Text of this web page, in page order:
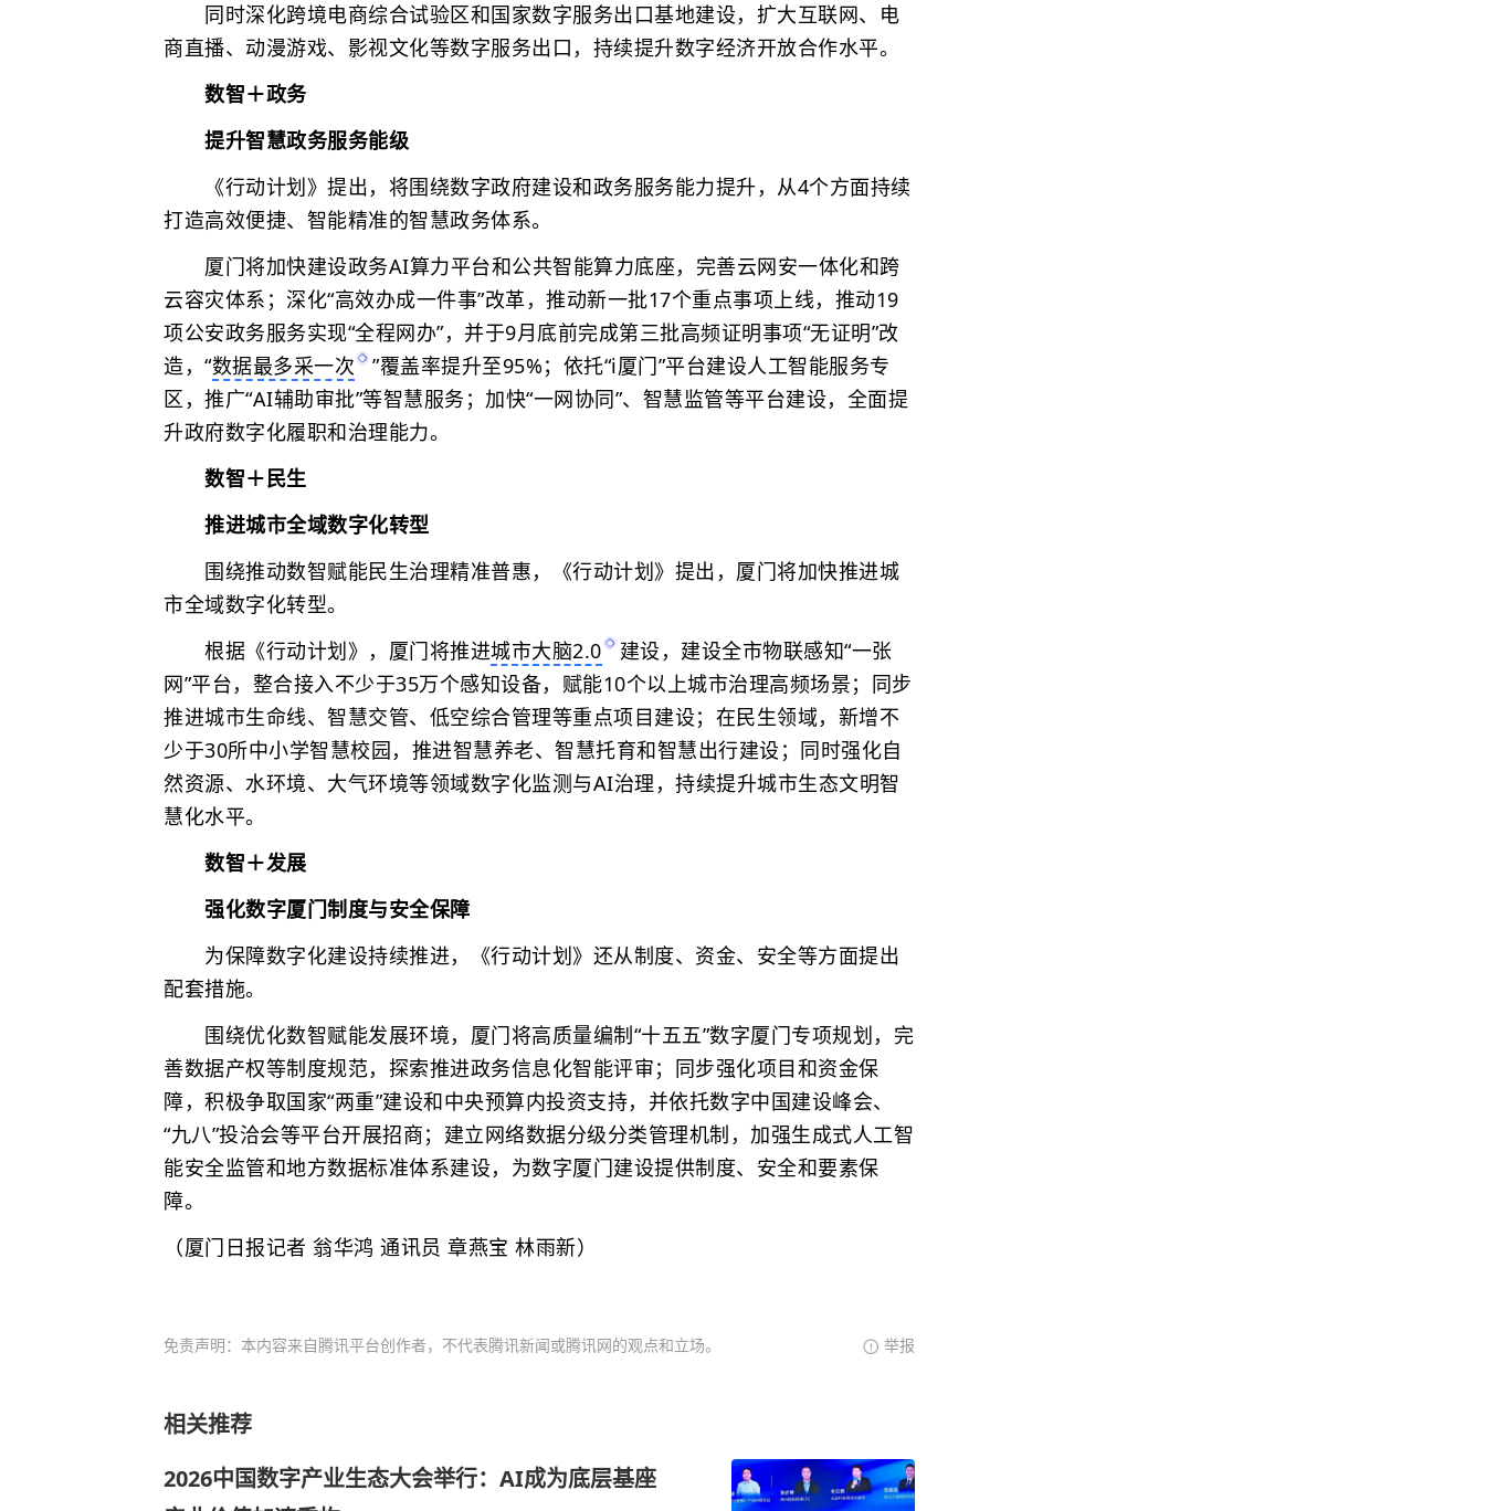
同时深化跨境电商综合试验区和国家数字服务出口基地建设，扩大互联网、电
商直播、动漫游戏、影视文化等数字服务出口，持续提升数字经济开放合作水平。
数智＋政务
提升智慧政务服务能级
《行动计划》提出，将围绕数字政府建设和政务服务能力提升，从4个方面持续
打造高效便捷、智能精准的智慧政务体系。
厦门将加快建设政务AI算力平台和公共智能算力底座，完善云网安一体化和跨
云容灾体系；深化“高效办成一件事”改革，推动新一批17个重点事项上线，推动19
项公安政务服务实现“全程网办”，并于9月底前完成第三批高频证明事项“无证明”改
造，“数据最多采一次
”覆盖率提升至95%；依托“i厦门”平台建设人工智能服务专
区，推广“AI辅助审批”等智慧服务；加快“一网协同”、智慧监管等平台建设，全面提
升政府数字化履职和治理能力。
数智＋民生
推进城市全域数字化转型
围绕推动数智赋能民生治理精准普惠，《行动计划》提出，厦门将加快推进城
市全域数字化转型。
根据《行动计划》，厦门将推进城市大脑2.0
建设，建设全市物联感知“一张
网”平台，整合接入不少于35万个感知设备，赋能10个以上城市治理高频场景；同步
推进城市生命线、智慧交管、低空综合管理等重点项目建设；在民生领域，新增不
少于30所中小学智慧校园，推进智慧养老、智慧托育和智慧出行建设；同时强化自
然资源、水环境、大气环境等领域数字化监测与AI治理，持续提升城市生态文明智
慧化水平。
数智＋发展
强化数字厦门制度与安全保障
为保障数字化建设持续推进，《行动计划》还从制度、资金、安全等方面提出
配套措施。
围绕优化数智赋能发展环境，厦门将高质量编制“十五五”数字厦门专项规划，完
善数据产权等制度规范，探索推进政务信息化智能评审；同步强化项目和资金保
障，积极争取国家“两重”建设和中央预算内投资支持，并依托数字中国建设峰会、
“九八”投洽会等平台开展招商；建立网络数据分级分类管理机制，加强生成式人工智
能安全监管和地方数据标准体系建设，为数字厦门建设提供制度、安全和要素保
障。
（厦门日报记者 翁华鸿 通讯员 章燕宝 林雨新）
免责声明：本内容来自腾讯平台创作者，不代表腾讯新闻或腾讯网的观点和立场。 举报
相关推荐
2026中国数字产业生态大会举行：AI成为底层基座